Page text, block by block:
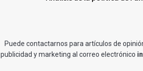
Puede contactarnos para artículos de
publicidad y marketing al correo electrónico